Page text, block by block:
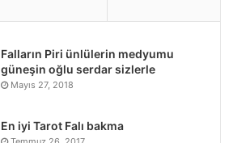
Falların Piri ünlülerin medyumu
güneşin oğlu serdar sizlerle
Mayıs 27, 2018
En iyi Tarot Falı bakma